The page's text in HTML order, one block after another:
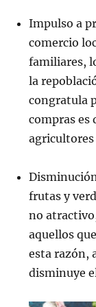
Impulso a
comercio
familiares,
la
congratula
compras es
frutas y
no
aquellos
esta razón,
disminuye